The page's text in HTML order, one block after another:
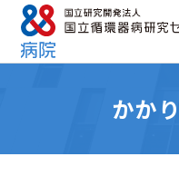
かか